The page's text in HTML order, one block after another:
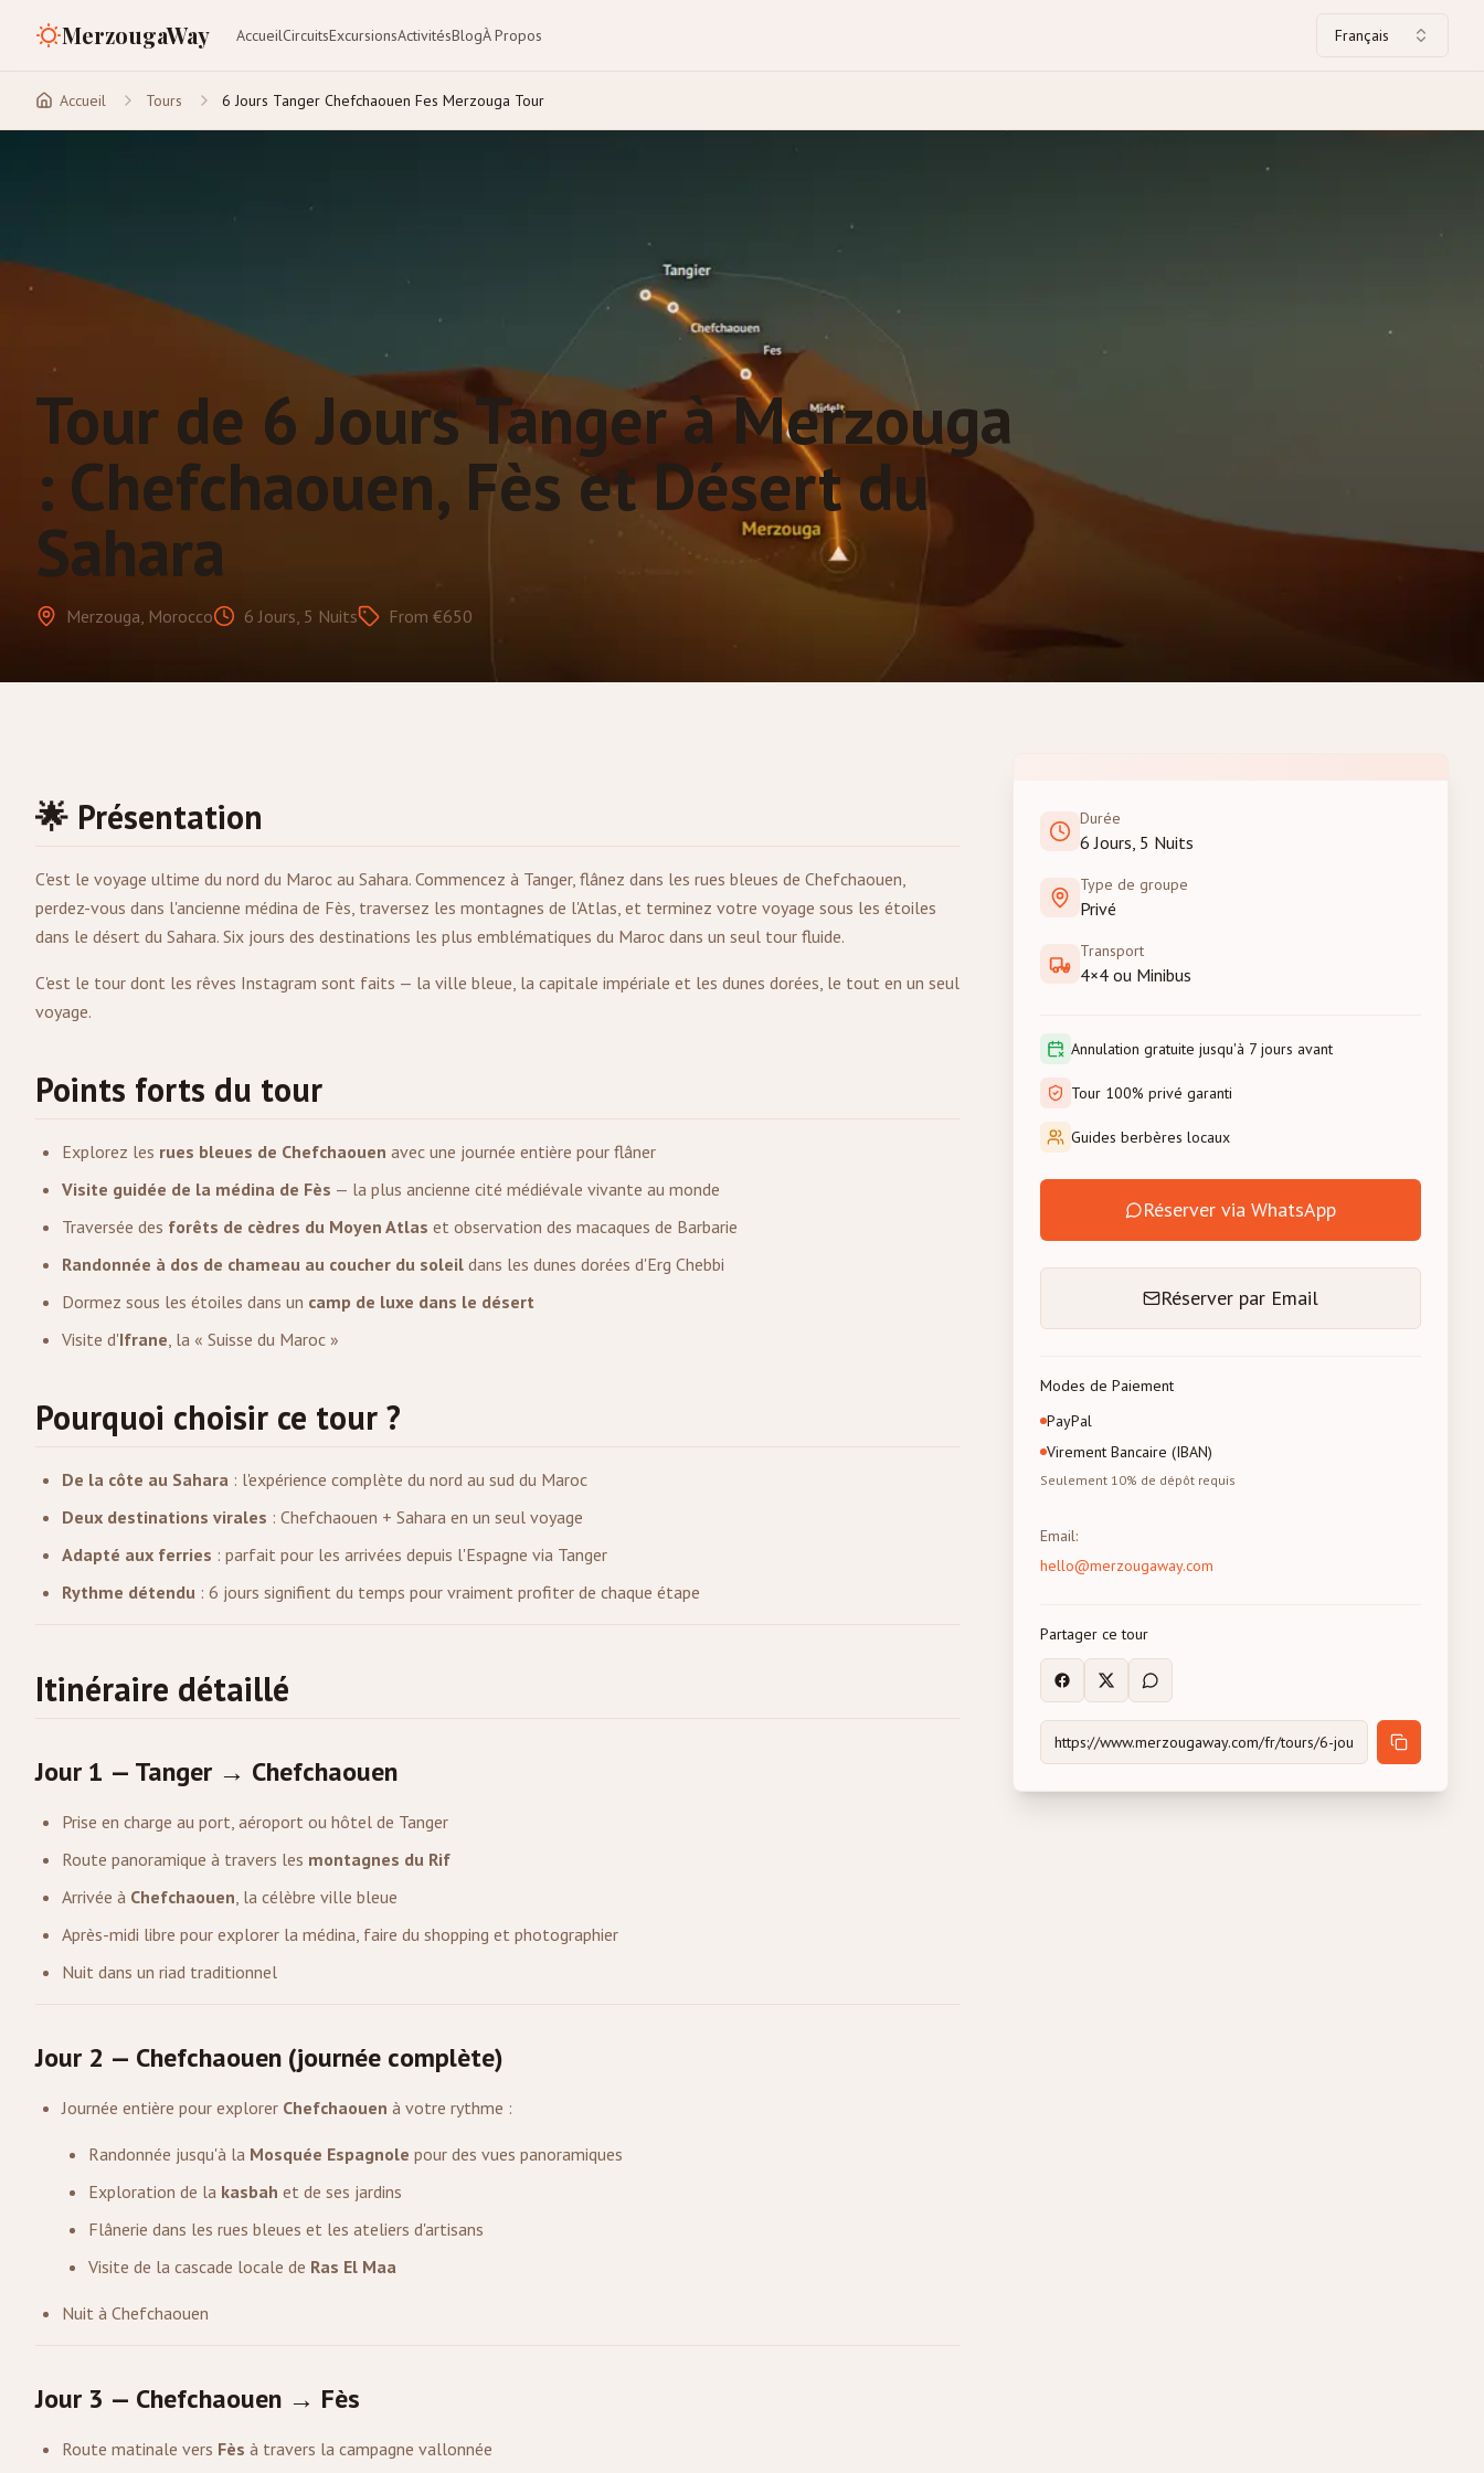
MerzougaWay AccueilCircuitsExcursionsActivitésBlogÀ Propos Français
Accueil Tours 6 Jours Tanger Chefchaouen Fes Merzouga Tour
Tour de 6 Jours Tanger à Merzouga
: Chefchaouen, Fès et Désert du
Sahara
Merzouga, Morocco 6 Jours, 5 Nuits From €650
🌟 Présentation
C'est le voyage ultime du nord du Maroc au Sahara. Commencez à Tanger, flânez dans les rues bleues de Chefchaouen,
perdez-vous dans l'ancienne médina de Fès, traversez les montagnes de l'Atlas, et terminez votre voyage sous les étoiles
dans le désert du Sahara. Six jours des destinations les plus emblématiques du Maroc dans un seul tour fluide.
C'est le tour dont les rêves Instagram sont faits — la ville bleue, la capitale impériale et les dunes dorées, le tout en un seul
voyage.
Points forts du tour
Explorez les rues bleues de Chefchaouen avec une journée entière pour flâner
Visite guidée de la médina de Fès — la plus ancienne cité médiévale vivante au monde
Traversée des forêts de cèdres du Moyen Atlas et observation des macaques de Barbarie
Randonnée à dos de chameau au coucher du soleil dans les dunes dorées d'Erg Chebbi
Dormez sous les étoiles dans un camp de luxe dans le désert
Visite d'Ifrane, la « Suisse du Maroc »
Pourquoi choisir ce tour ?
De la côte au Sahara : l'expérience complète du nord au sud du Maroc
Deux destinations virales : Chefchaouen + Sahara en un seul voyage
Adapté aux ferries : parfait pour les arrivées depuis l'Espagne via Tanger
Rythme détendu : 6 jours signifient du temps pour vraiment profiter de chaque étape
Itinéraire détaillé
Jour 1 — Tanger → Chefchaouen
Prise en charge au port, aéroport ou hôtel de Tanger
Route panoramique à travers les montagnes du Rif
Arrivée à Chefchaouen, la célèbre ville bleue
Après-midi libre pour explorer la médina, faire du shopping et photographier
Nuit dans un riad traditionnel
Jour 2 — Chefchaouen (journée complète)
Journée entière pour explorer Chefchaouen à votre rythme :
Randonnée jusqu'à la Mosquée Espagnole pour des vues panoramiques
Exploration de la kasbah et de ses jardins
Flânerie dans les rues bleues et les ateliers d'artisans
Visite de la cascade locale de Ras El Maa
Nuit à Chefchaouen
Jour 3 — Chefchaouen → Fès
Route matinale vers Fès à travers la campagne vallonnée
Durée
6 Jours, 5 Nuits
Type de groupe
Privé
Transport
4×4 ou Minibus
Annulation gratuite jusqu'à 7 jours avant
Tour 100% privé garanti
Guides berbères locaux
Réserver via WhatsApp
Réserver par Email
Modes de Paiement
PayPal
Virement Bancaire (IBAN)
Seulement 10% de dépôt requis
Email:
hello@merzougaway.com
Partager ce tour